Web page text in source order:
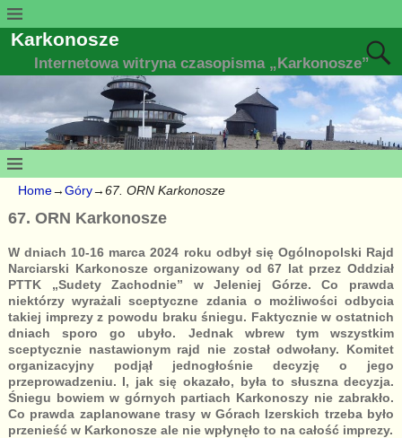
Karkonosze
Internetowa witryna czasopisma „Karkonosze”
Home→Góry→67. ORN Karkonosze
67. ORN Karkonosze
W dniach 10-16 marca 2024 roku odbył się Ogólnopolski Rajd
Narciarski Karkonosze organizowany od 67 lat przez Oddział
PTTK „Sudety Zachodnie” w Jeleniej Górze. Co prawda
niektórzy wyrażali sceptyczne zdania o możliwości odbycia
takiej imprezy z powodu braku śniegu. Faktycznie w ostatnich
dniach sporo go ubyło. Jednak wbrew tym wszystkim
sceptycznie nastawionym rajd nie został odwołany. Komitet
organizacyjny podjął jednogłośnie decyzję o jego
przeprowadzeniu. I, jak się okazało, była to słuszna decyzja.
Śniegu bowiem w górnych partiach Karkonoszy nie zabrakło.
Co prawda zaplanowane trasy w Górach Izerskich trzeba było
przenieść w Karkonosze ale nie wpłynęło to na całość imprezy.